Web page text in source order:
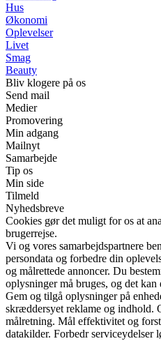
Hus
Økonomi
Oplevelser
Livet
Smag
Beauty
Bliv klogere på os
Send mail
Medier
Promovering
Min adgang
Mailnyt
Samarbejde
Tip os
Min side
Tilmeld
Nyhedsbreve
Cookies gør det muligt for os at
brugerrejse.
Vi og vores samarbejdspartnere
persondata og forbedre din
og målrettede annoncer. Du
oplysninger må bruges, og det
Gem og tilgå oplysninger på
skræddersyet reklame og indhold.
målretning. Mål effektivitet og
datakilder. Forbedr serviceydelser